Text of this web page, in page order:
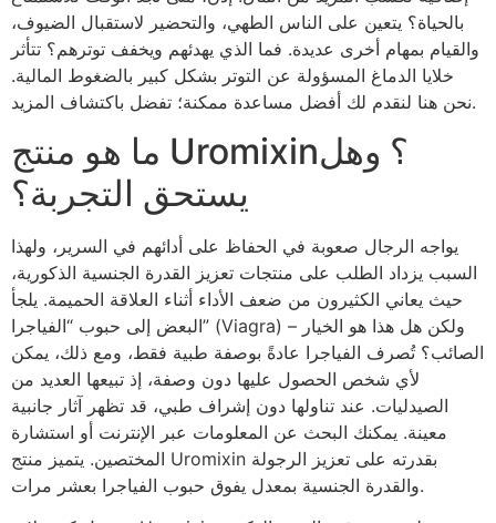
بالحياة؟ يتعين على الناس الطهي، والتحضير لاستقبال الضيوف،
والقيام بمهام أخرى عديدة. فما الذي يهدئهم ويخفف توترهم؟ تتأثر
خلايا الدماغ المسؤولة عن التوتر بشكل كبير بالضغوط المالية.
نحن هنا لنقدم لك أفضل مساعدة ممكنة؛ تفضل باكتشاف المزيد.
ما هو منتج Uromixin؟ وهل
يستحق التجربة؟
يواجه الرجال صعوبة في الحفاظ على أدائهم في السرير، ولهذا
السبب يزداد الطلب على منتجات تعزيز القدرة الجنسية الذكورية،
حيث يعاني الكثيرون من ضعف الأداء أثناء العلاقة الحميمة. يلجأ
البعض إلى حبوب “الفياجرا” (Viagra) – ولكن هل هذا هو الخيار
الصائب؟ تُصرف الفياجرا عادةً بوصفة طبية فقط، ومع ذلك، يمكن
لأي شخص الحصول عليها دون وصفة، إذ تبيعها العديد من
الصيدليات. عند تناولها دون إشراف طبي، قد تظهر آثار جانبية
معينة. يمكنك البحث عن المعلومات عبر الإنترنت أو استشارة
المختصين. يتميز منتج Uromixin بقدرته على تعزيز الرجولة
والقدرة الجنسية بمعدل يفوق حبوب الفياجرا بعشر مرات.